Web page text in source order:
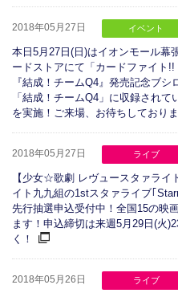
2018年05月27日 イベント
本日5月27日(日)はイオンモール幕
ードストアにて「カードファイト
『結成！チームQ4』発売記念ブ
「結成！チームQ4」に収録され
を実施！ご来場、お待ちしておりま
2018年05月27日 ライブ
【少女☆歌劇 レヴュースタァライ
イト九九組の1stスタァライブ｢
先行抽選申込受付中！全国15の映
ます！申込締切は来週5月29日(火
く！
2018年05月26日 ライブ